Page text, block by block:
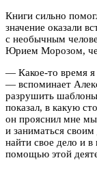
Книги сильно
значение оказали
с необычным
Юрием Морозом,
— Какое-то время я
— вспоминает
разрушить
показал, в какую
он прояснил мне
и заниматься
найти свое дело и
помощью этой